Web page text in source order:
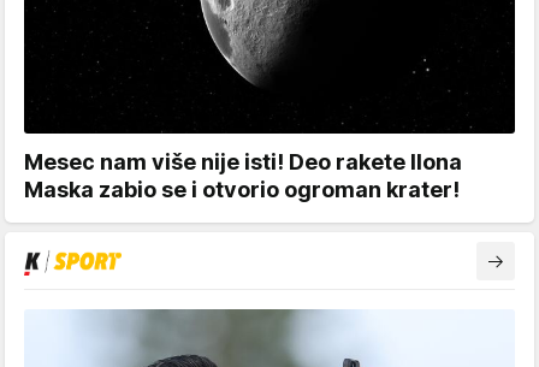
Mesec nam više nije isti! Deo rakete Ilona
Maska zabio se i otvorio ogroman krater!